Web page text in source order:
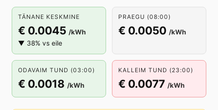
TÄNANE KESKMINE
€ 0.0045 /kWh
▼ 38% vs eile
PRAEGU (08:00)
€ 0.0050 /kWh
ODAVAIM TUND (03:00)
€ 0.0018 /kWh
KALLEIM TUND (23:00)
€ 0.0077 /kWh